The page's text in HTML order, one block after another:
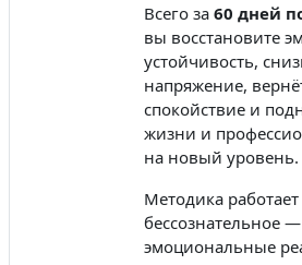
Всего за 60 дней
вы восстановите
устойчивость,
напряжение,
спокойствие и
жизни и
на новый уровень.
Методика работает
бессознательное
эмоциональные